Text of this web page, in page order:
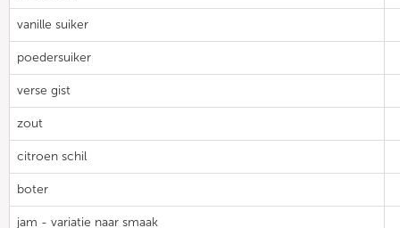
vanille suiker
poedersuiker
verse gist
zout
citroen schil
boter
jam - variatie naar smaak